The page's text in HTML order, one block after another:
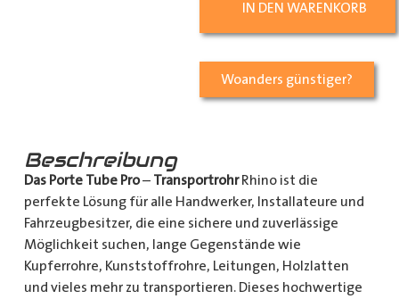
IN DEN WARENKORB
Woanders günstiger?
Beschreibung
Das Porte Tube Pro– TransportrohrRhino ist die
perfekte Lösung für alle Handwerker, Installateure und
Fahrzeugbesitzer, die eine sichere und zuverlässige
Möglichkeit suchen, lange Gegenstände wie
Kupferrohre, Kunststoffrohre, Leitungen, Holzlatten
und vieles mehr zu transportieren. Dieses hochwertige